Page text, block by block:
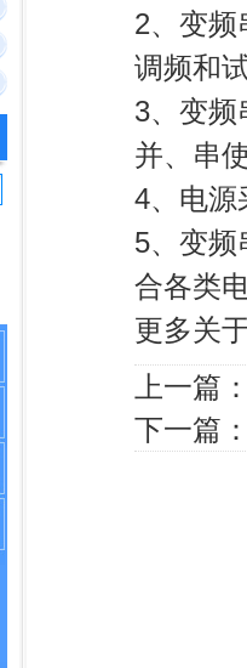
2、变频
调频和
3、变频
并、串
4、电源
5、变频
合各类
更多关
上一篇
下一篇